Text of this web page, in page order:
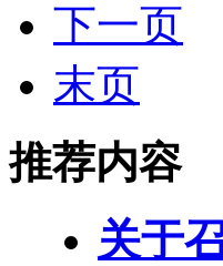
下一页
末页
推荐内容
关于